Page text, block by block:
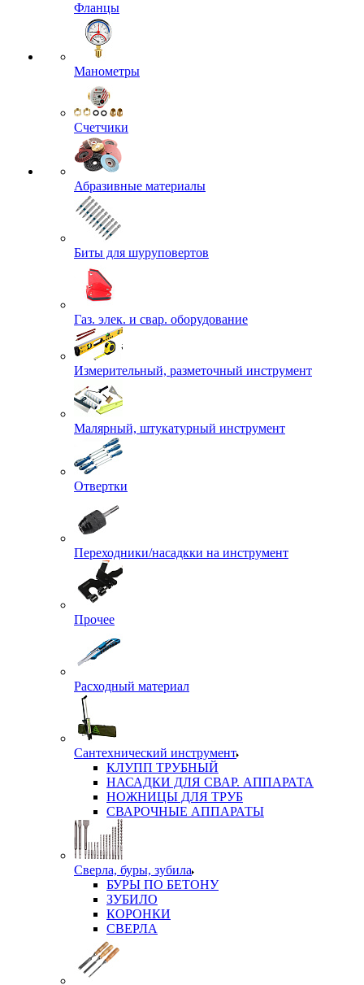
Фланцы
Манометры
Счетчики
Абразивные материалы
Биты для шуруповертов
Газ. элек. и свар. оборудование
Измерительный, разметочный инструмент
Малярный, штукатурный инструмент
Отвертки
Переходники/насадкки на инструмент
Прочее
Расходный материал
Сантехнический инструмент
КЛУПП ТРУБНЫЙ
НАСАДКИ ДЛЯ СВАР. АППАРАТА
НОЖНИЦЫ ДЛЯ ТРУБ
СВАРОЧНЫЕ АППАРАТЫ
Сверла, буры, зубила
БУРЫ ПО БЕТОНУ
ЗУБИЛО
КОРОНКИ
СВЕРЛА